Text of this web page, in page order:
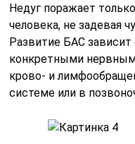
Недуг поражает
человека, не задевая
Развитие БАС
конкретными
крово- и
системе или в